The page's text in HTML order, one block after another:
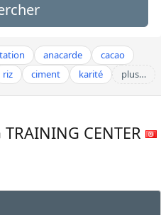
anacarde
cacao
riz ciment karité plus…
CENTER